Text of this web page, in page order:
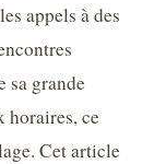
appels à des
sa grande
horaires, ce
Cet article